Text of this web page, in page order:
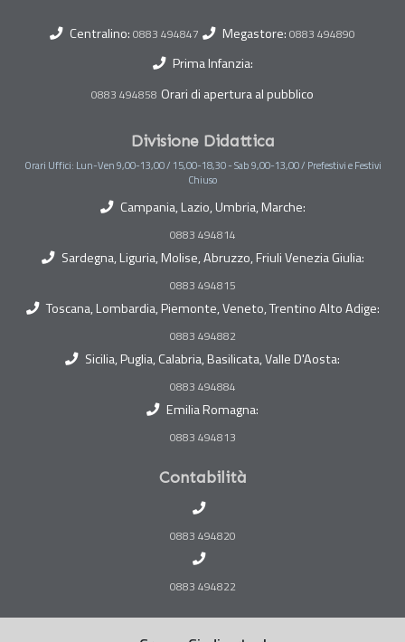
Centralino: 0883 494847 Megastore: 0883 494890
Prima Infanzia:
0883 494858 Orari di apertura al pubblico
Divisione Didattica
Orari Uffici: Lun-Ven 9,00-13,00 / 15,00-18,30 - Sab 9,00-13,00 / Prefestivi e Festivi
Chiuso
Campania, Lazio, Umbria, Marche:
0883 494814
Sardegna, Liguria, Molise, Abruzzo, Friuli Venezia Giulia:
0883 494815
Toscana, Lombardia, Piemonte, Veneto, Trentino Alto Adige:
0883 494882
Sicilia, Puglia, Calabria, Basilicata, Valle D'Aosta:
0883 494884
Emilia Romagna:
0883 494813
Contabilità
0883 494820
0883 494822